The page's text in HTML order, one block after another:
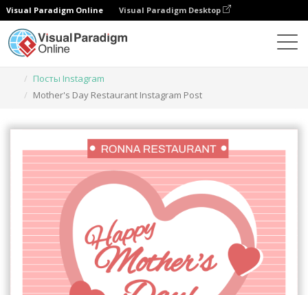
Visual Paradigm Online Visual Paradigm Desktop
Посты Instagram
Mother's Day Restaurant Instagram Post